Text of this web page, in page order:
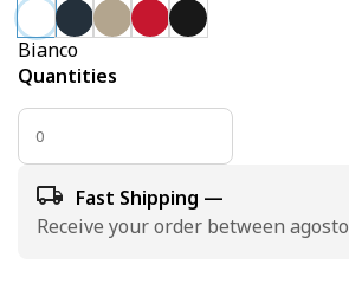
Bianco
Quantities
Fast Shipping —
Receive your order between